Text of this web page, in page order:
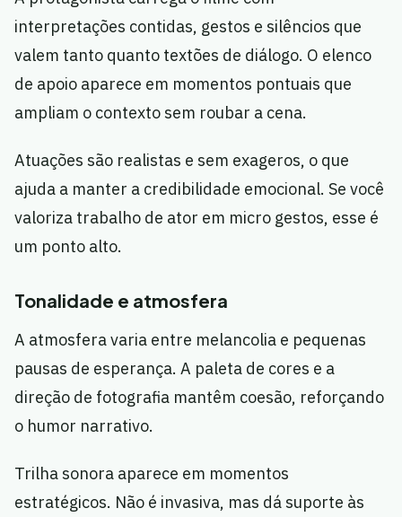
interpretações contidas, gestos e silêncios que
valem tanto quanto textões de diálogo. O elenco
de apoio aparece em momentos pontuais que
ampliam o contexto sem roubar a cena.
Atuações são realistas e sem exageros, o que
ajuda a manter a credibilidade emocional. Se você
valoriza trabalho de ator em micro gestos, esse é
um ponto alto.
Tonalidade e atmosfera
A atmosfera varia entre melancolia e pequenas
pausas de esperança. A paleta de cores e a
direção de fotografia mantêm coesão, reforçando
o humor narrativo.
Trilha sonora aparece em momentos
estratégicos. Não é invasiva, mas dá suporte às